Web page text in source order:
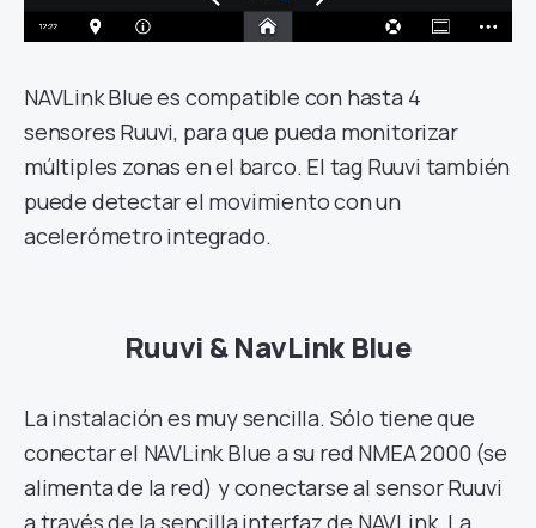
NAVLink Blue es compatible con hasta 4
sensores Ruuvi, para que pueda monitorizar
múltiples zonas en el barco. El tag Ruuvi también
puede detectar el movimiento con un
acelerómetro integrado.
Ruuvi & NavLink Blue
La instalación es muy sencilla. Sólo tiene que
conectar el NAVLink Blue a su red NMEA 2000 (se
alimenta de la red) y conectarse al sensor Ruuvi
a través de la sencilla interfaz de NAVLink. La